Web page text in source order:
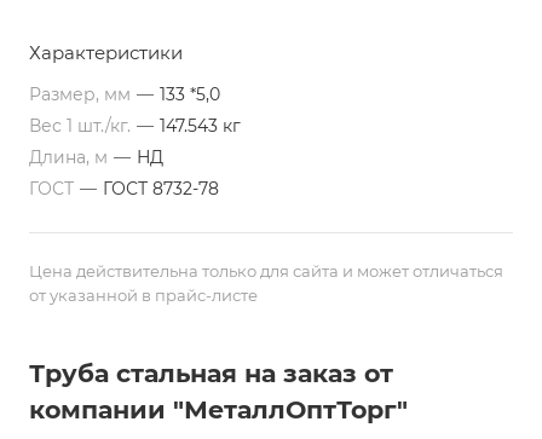
Характеристики
Размер, мм — 133 *5,0
Вес 1 шт./кг. — 147.543 кг
Длина, м — НД
ГОСТ — ГОСТ 8732-78
Цена действительна только для сайта и может отличаться
от указанной в прайс-листе
Труба стальная на заказ от
компании "МеталлОптТорг"